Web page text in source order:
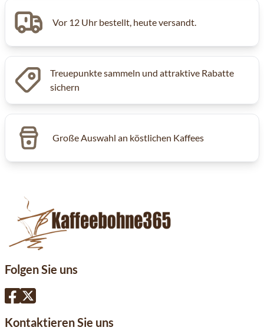
Vor 12 Uhr bestellt, heute versandt.
Treuepunkte sammeln und attraktive Rabatte
sichern
Große Auswahl an köstlichen Kaffees
Folgen Sie uns
Kontaktieren Sie uns